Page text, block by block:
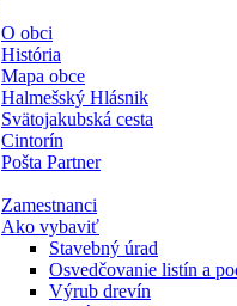
O obci
História
Mapa obce
Halmešský Hlásnik
Svätojakubská cesta
Cintorín
Pošta Partner
Zamestnanci
Ako vybaviť
Stavebný úrad
Osvedčovanie listín a
Výrub drevín